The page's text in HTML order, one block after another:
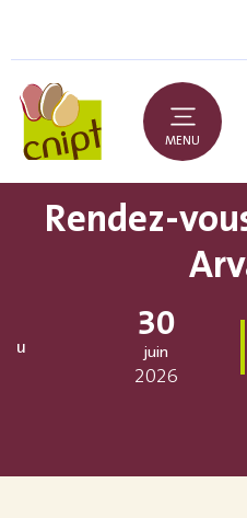
MENU
Rendez-
au
30
juin
2026